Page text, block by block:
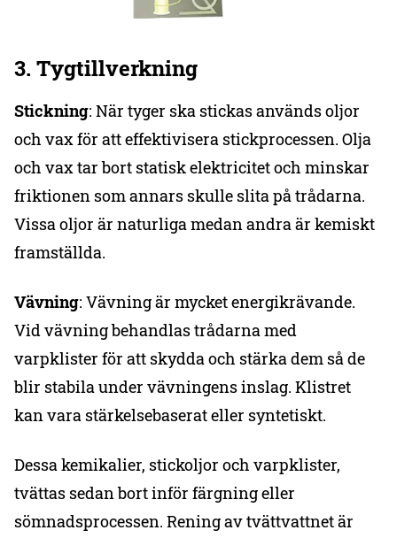
3. Tygtillverkning
Stickning: När tyger ska stickas används oljor
och vax för att effektivisera stickprocessen. Olja
och vax tar bort statisk elektricitet och minskar
friktionen som annars skulle slita på trådarna.
Vissa oljor är naturliga medan andra är kemiskt
framställda.
Vävning: Vävning är mycket energikrävande.
Vid vävning behandlas trådarna med
varpklister för att skydda och stärka dem så de
blir stabila under vävningens inslag. Klistret
kan vara stärkelsebaserat eller syntetiskt.
Dessa kemikalier, stickoljor och varpklister,
tvättas sedan bort inför färgning eller
sömnadsprocessen. Rening av tvättvattnet är